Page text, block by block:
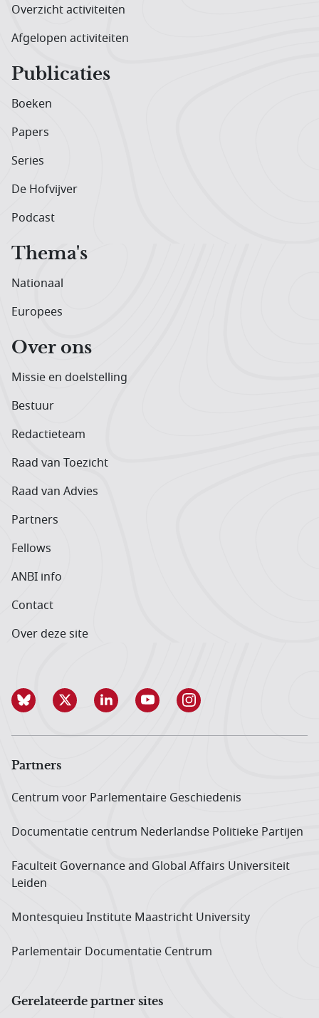
Overzicht activiteiten
Afgelopen activiteiten
Publicaties
Boeken
Papers
Series
De Hofvijver
Podcast
Thema's
Nationaal
Europees
Over ons
Missie en doelstelling
Bestuur
Redactieteam
Raad van Toezicht
Raad van Advies
Partners
Fellows
ANBI info
Contact
Over deze site
Partners
Centrum voor Parlementaire Geschiedenis
Documentatie centrum Neder­landse Politieke Partijen
Faculteit Governance and Global Affairs Universiteit
Leiden
Montesquieu Institute Maastricht University
Parlementair Documentatie Centrum
Gerelateerde partner sites